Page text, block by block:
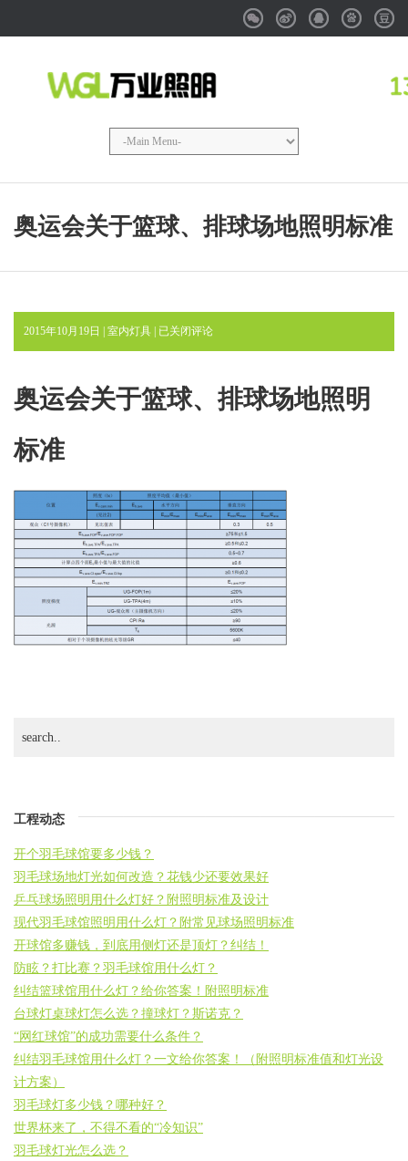
WeixinWeibo QQ Baidu
奥运会关于篮球、排球场地照明标准
2015年10月19日 | 室内灯具
奥
运
关
于
场
地
照
明
标
准
已关闭评论
奥运会关于篮球、排球场地照明
标准
工程动态
开个羽毛球馆要多少钱？
羽毛球场地灯光如何改造？花钱少还要效果好
乒乓球场照明用什么灯好？附照明标准及设计
现代羽毛球馆照明用什么灯？附常见球场照明标准
开球馆多赚钱，到底用侧灯还是顶灯？纠结！
防眩？打比赛？羽毛球馆用什么灯？
纠结篮球馆用什么灯？给你答案！附照明标准
台球灯桌球灯怎么选？撞球灯？斯诺克？
“网红球馆”的成功需要什么条件？
纠结羽毛球馆用什么灯？一文给你答案！（附照明标准值和灯光设
计方案）
羽毛球灯多少钱？哪种好？
世界杯来了，不得不看的“冷知识”
羽毛球灯光怎么选？